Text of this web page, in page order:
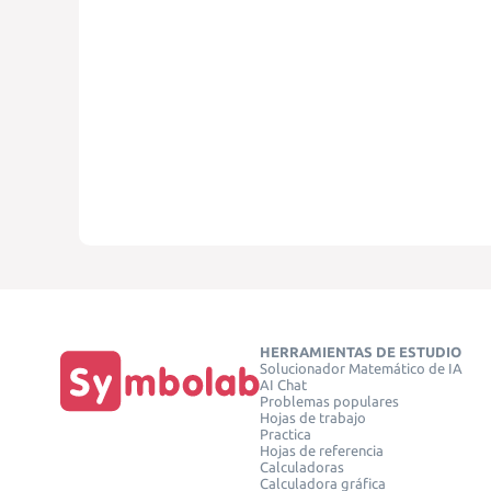
HERRAMIENTAS DE ESTUDIO
Solucionador Matemático de IA
AI Chat
Problemas populares
Hojas de trabajo
Practica
Hojas de referencia
Calculadoras
Calculadora gráfica